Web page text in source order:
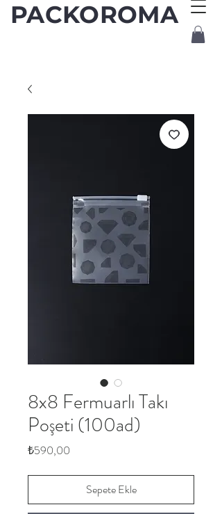
PACKOROMA
8x8 Fermuarlı Takı
Poşeti (100ad)
₺590,00
Sepete Ekle